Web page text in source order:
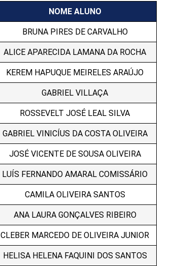
NOME ALUNO
BRUNA PIRES DE CARVALHO
ALICE APARECIDA LAMANA DA ROCHA
KEREM HAPUQUE MEIRELES ARAÚJO
GABRIEL VILLAÇA
ROSSEVELT JOSÉ LEAL SILVA
GABRIEL VINICÍUS DA COSTA OLIVEIRA
JOSÉ VICENTE DE SOUSA OLIVEIRA
LUÍS FERNANDO AMARAL COMISSÁRIO
CAMILA OLIVEIRA SANTOS
ANA LAURA GONÇALVES RIBEIRO
CLEBER MARCEDO DE OLIVEIRA JUNIOR
HELISA HELENA FAQUINI DOS SANTOS